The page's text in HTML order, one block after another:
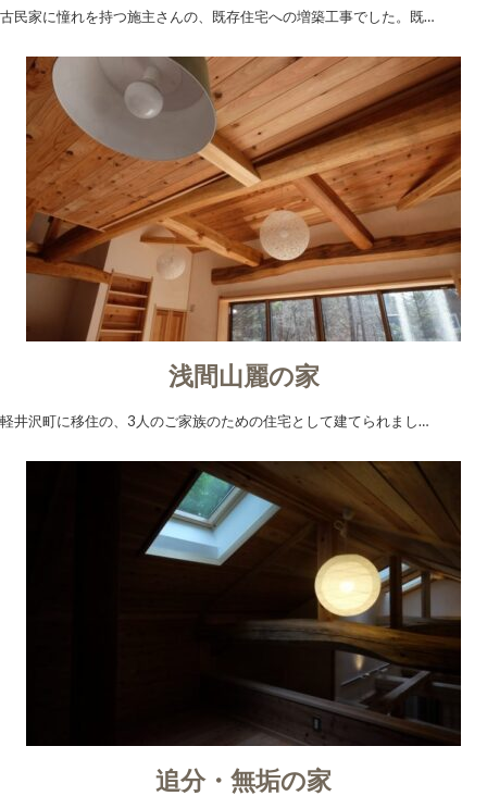
古民家に憧れを持つ施主さんの、既存住宅への増築工事でした。既…
浅間山麗の家
軽井沢町に移住の、3人のご家族のための住宅として建てられまし…
追分・無垢の家